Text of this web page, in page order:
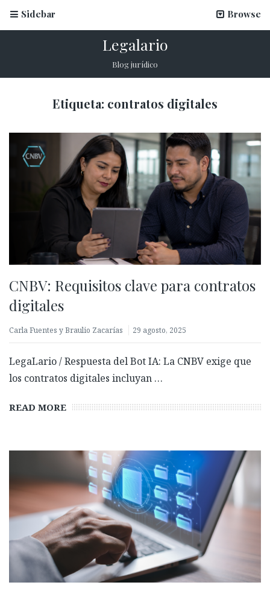
Sidebar Browse
Legalario
Blog jurídico
Etiqueta: contratos digitales
CNBV: Requisitos clave para contratos
digitales
Carla Fuentes y Braulio Zacarías 29 agosto, 2025
LegaLario / Respuesta del Bot IA: La CNBV exige que
los contratos digitales incluyan …
READ MORE